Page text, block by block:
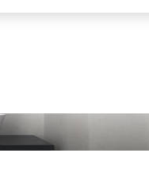
, en badkamerbranche